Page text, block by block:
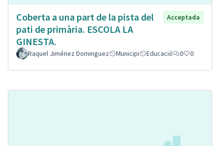
Coberta a una part de la pista del
pati de primària. ESCOLA LA
GINESTA.
Acceptada
Raquel Jiménez Dominguez Municipi Educació 0 0